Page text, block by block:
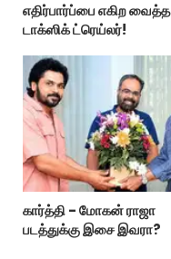
எதிர்பார்ப்பை எகிற வைத்த
டாக்ஸிக் ட்ரெய்லர்!
கார்த்தி - மோகன் ராஜா
படத்துக்கு இசை இவரா?